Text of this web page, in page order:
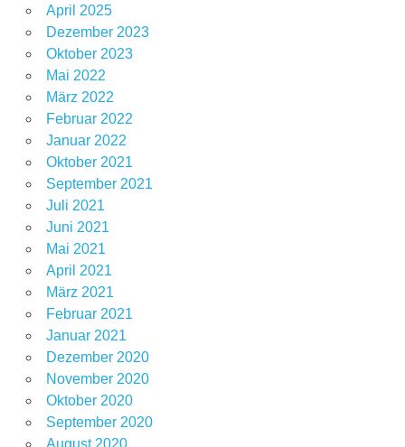
April 2025
Dezember 2023
Oktober 2023
Mai 2022
März 2022
Februar 2022
Januar 2022
Oktober 2021
September 2021
Juli 2021
Juni 2021
Mai 2021
April 2021
März 2021
Februar 2021
Januar 2021
Dezember 2020
November 2020
Oktober 2020
September 2020